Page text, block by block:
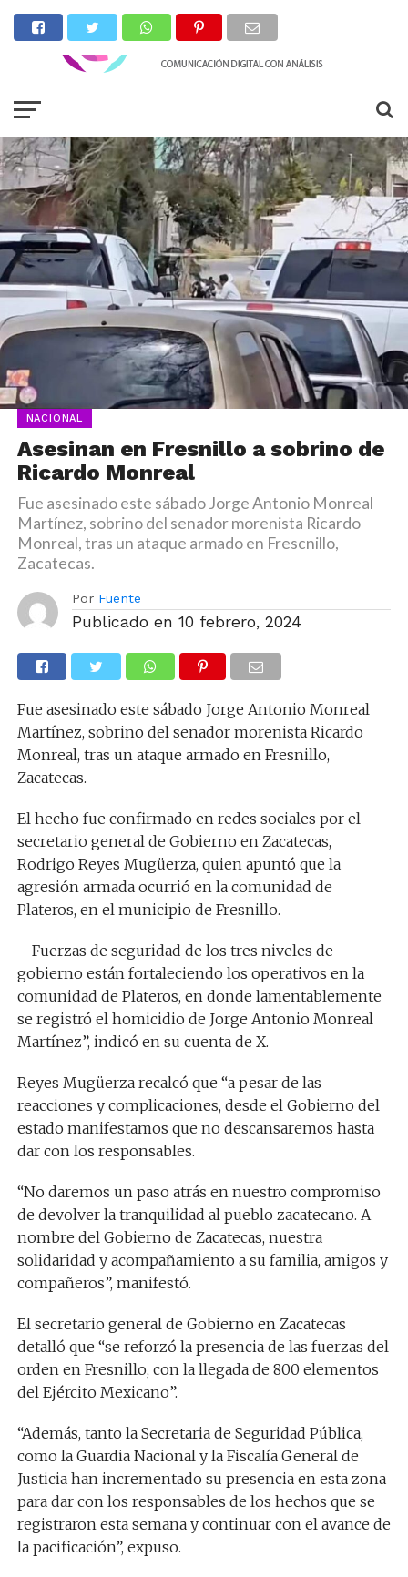
NACIONAL
Asesinan en Fresnillo a sobrino de
Ricardo Monreal
Fue asesinado este sábado Jorge Antonio Monreal
Martínez, sobrino del senador morenista Ricardo
Monreal, tras un ataque armado en Frescnillo,
Zacatecas.
Por Fuente
Publicado en 10 febrero, 2024
Fue asesinado este sábado Jorge Antonio Monreal
Martínez, sobrino del senador morenista Ricardo
Monreal, tras un ataque armado en Fresnillo,
Zacatecas.
El hecho fue confirmado en redes sociales por el
secretario general de Gobierno en Zacatecas,
Rodrigo Reyes Mugüerza, quien apuntó que la
agresión armada ocurrió en la comunidad de
Plateros, en el municipio de Fresnillo.
Fuerzas de seguridad de los tres niveles de
gobierno están fortaleciendo los operativos en la
comunidad de Plateros, en donde lamentablemente
se registró el homicidio de Jorge Antonio Monreal
Martínez”, indicó en su cuenta de X.
Reyes Mugüerza recalcó que “a pesar de las
reacciones y complicaciones, desde el Gobierno del
estado manifestamos que no descansaremos hasta
dar con los responsables.
“No daremos un paso atrás en nuestro compromiso
de devolver la tranquilidad al pueblo zacatecano. A
nombre del Gobierno de Zacatecas, nuestra
solidaridad y acompañamiento a su familia, amigos y
compañeros”, manifestó.
El secretario general de Gobierno en Zacatecas
detalló que “se reforzó la presencia de las fuerzas del
orden en Fresnillo, con la llegada de 800 elementos
del Ejército Mexicano”.
“Además, tanto la Secretaria de Seguridad Pública,
como la Guardia Nacional y la Fiscalía General de
Justicia han incrementado su presencia en esta zona
para dar con los responsables de los hechos que se
registraron esta semana y continuar con el avance de
la pacificación”, expuso.